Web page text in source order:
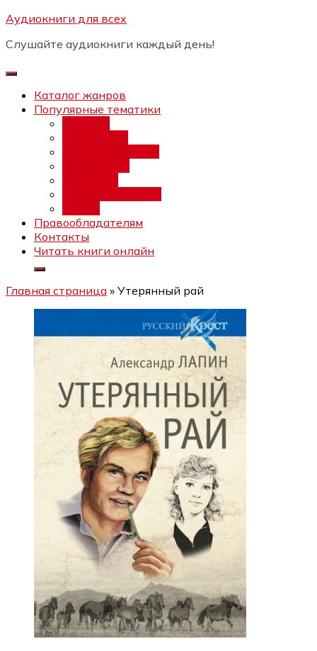
Перейти
содержимому
Аудиокниги для всех
Слушайте аудиокниги каждый день!
Каталог жанров
Популярные тематики
Правообладателям
Контакты
Читать книги онлайн
Главная страница » Утерянный рай
Бесплатный интенсив:
каналов"